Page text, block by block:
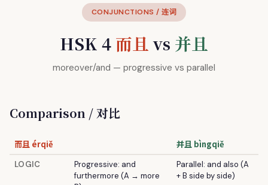
CONJUNCTIONS / 连词
HSK 4 而且vs 并且
moreover/and — progressive vs parallel
Comparison / 对比
而且 érqiě 并且 bìngqiě
LOGIC
Progressive: and
furthermore (A → more
Parallel: and also (A
+ B side by side)